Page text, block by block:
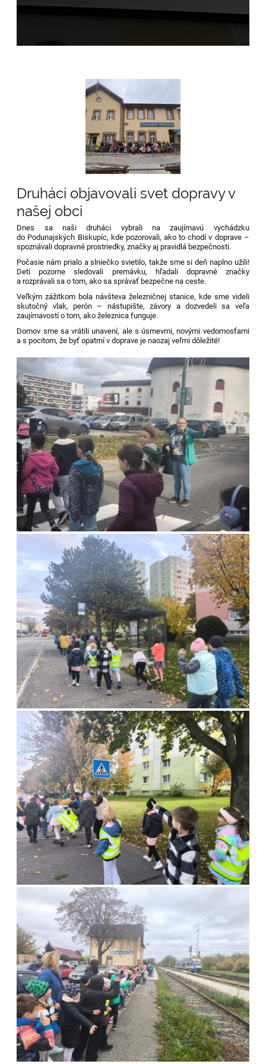
Druháci objavovali svet dopravy v
našej obci
Dnes sa naši druháci vybrali na zaujímavú vychádzku
do Podunajských Biskupíc, kde pozorovali, ako to chodí v doprave –
spoznávali dopravné prostriedky, značky aj pravidlá bezpečnosti.
Počasie nám prialo a slniečko svietilo, takže sme si deň naplno užili!
Deti pozorne sledovali premávku, hľadali dopravné značky
a rozprávali sa o tom, ako sa správať bezpečne na ceste.
Veľkým zážitkom bola návšteva železničnej stanice, kde sme videli
skutočný vlak, perón – nástupište, závory a dozvedeli sa veľa
zaujímavostí o tom, ako železnica funguje.
Domov sme sa vrátili unavení, ale s úsmevmi, novými vedomosťami
a s pocitom, že byť opatrní v doprave je naozaj veľmi dôležité!